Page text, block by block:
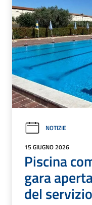
NOTIZIE
15 GIUGNO 2026
Piscina
gara
del servizio